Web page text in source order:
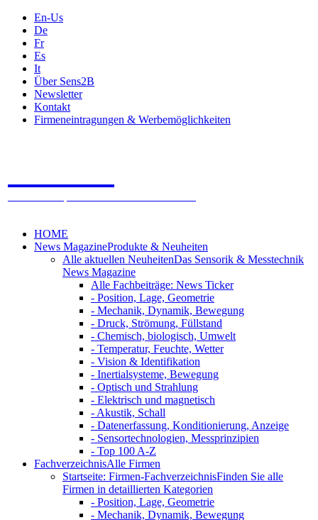
En-Us
De
Fr
Es
It
Über Sens2B
Newsletter
Kontakt
Firmeneintragungen & Werbemöglichkeiten
HOME
News MagazineProdukte & Neuheiten
Alle aktuellen NeuheitenDas Sensorik & Messtechnik
News Magazine
Alle Fachbeiträge: News Ticker
- Position, Lage, Geometrie
- Mechanik, Dynamik, Bewegung
- Druck, Strömung, Füllstand
- Chemisch, biologisch, Umwelt
- Temperatur, Feuchte, Wetter
- Vision & Identifikation
- Inertialsysteme, Bewegung
- Optisch und Strahlung
- Elektrisch und magnetisch
- Akustik, Schall
- Datenerfassung, Konditionierung, Anzeige
- Sensortechnologien, Messprinzipien
- Top 100 A-Z
FachverzeichnisAlle Firmen
Startseite: Firmen-FachverzeichnisFinden Sie alle
Firmen in detaillierten Kategorien
- Position, Lage, Geometrie
- Mechanik, Dynamik, Bewegung